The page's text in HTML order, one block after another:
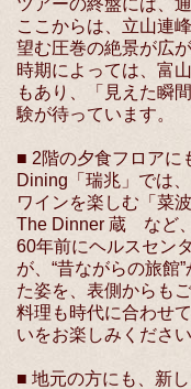
ここからは、立山連
望む圧巻の絶景が広が
時期によっては、富
もあり、「見えた瞬
験が待っています。
■ 2階の夕食フロアに
Dining「瑞兆」では
ワインを楽しむ「菜
The Dinner 蔵 など、
60年前にヘルスセン
が、“昔ながらの旅館
た姿を、表側からも
料理も時代に合わせ
いをお楽しみください
■ 地元の方にも、新